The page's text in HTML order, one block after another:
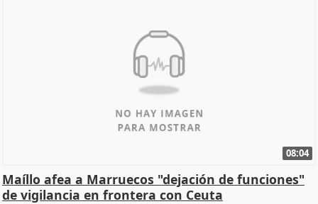
08:04
Maíllo afea a Marruecos "dejación de funciones"
de vigilancia en frontera con Ceuta